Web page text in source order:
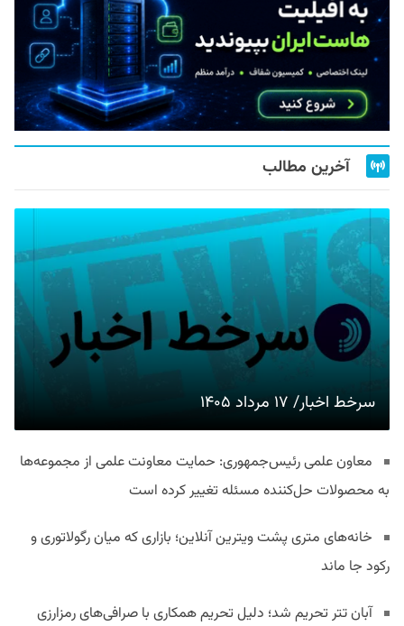
آخرین مطالب
سرخط اخبار/ ۱۷ مرداد ۱۴۰۵
معاون علمی رئیس‌جمهوری: حمایت معاونت علمی از مجموعه‌ها
به محصولات حل‌کننده مسئله تغییر کرده است
خانه‌های متری پشت ویترین آنلاین؛ بازاری که میان رگولاتوری و
رکود جا ماند
آبان تتر تحریم شد؛ دلیل تحریم همکاری با صرافی‌های رمزارزی